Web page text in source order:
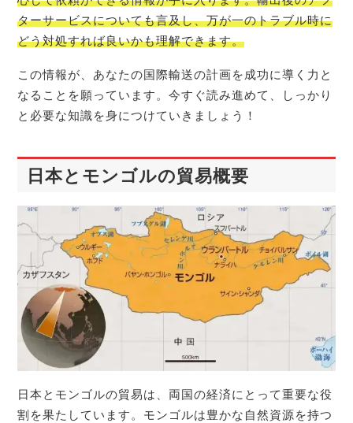
ターサービスについても言及し、万が一のトラブル時に
どう対処すれば良いかも理解できます。
この情報が、あなたの国際輸送の計画を成功に導く力と
なることを願っています。今すぐ読み進めて、しっかり
と必要な知識を身につけていきましょう！
日本とモンゴルの貿易概要
日本とモンゴルの貿易は、両国の経済にとって重要な役
割を果たしています。モンゴルは豊かな自然資源を持つ